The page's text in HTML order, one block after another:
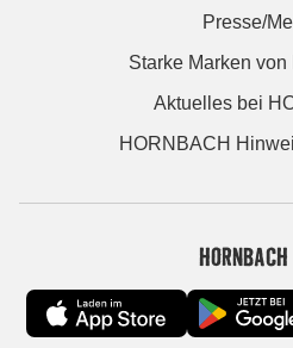
Presse/
Starke Marken
Aktuelles bei
HORNBACH